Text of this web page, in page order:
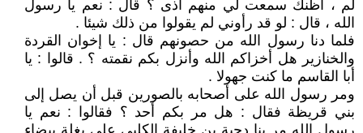
لم ، أظنك سمعت لي منهم أذى ؟ قال : نعم يا رسول
الله ، قال : لو قد رأوني لم يقولوا من ذلك شيئا .
فلما دنا رسول الله من حصونهم قال : يا إخوان القردة
والخنازير هل أخزاكم الله وأنزل بكم نقمته ؟ . قالوا : يا
أبا القاسم ما كنت جهولا .
ومر رسول الله على أصحابه بالصورين قبل أن يصل إلى
بني قريظة فقال : هل مر بكم أحد ؟ فقالوا : نعم يا